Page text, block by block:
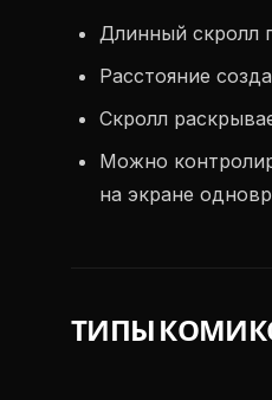
Длинный скролл
Расстояние
Скролл
Можно
на экране
ТИПЫ